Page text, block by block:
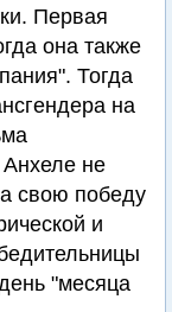
Первая
она также
Тогда
на
не
свою победу
и
"месяца